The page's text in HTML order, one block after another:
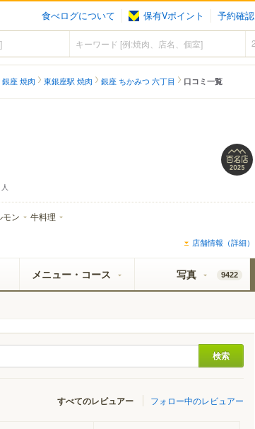
食べログについて 保有Vポイント 予約確認
銀座 焼肉 東銀座駅 焼肉 銀座 ちかみつ 六丁目 口コミ一覧
人
モン 牛料理
店舗情報（詳細）
メニュー・コース 写真 9422
すべてのレビュアー フォロー中のレビュアー